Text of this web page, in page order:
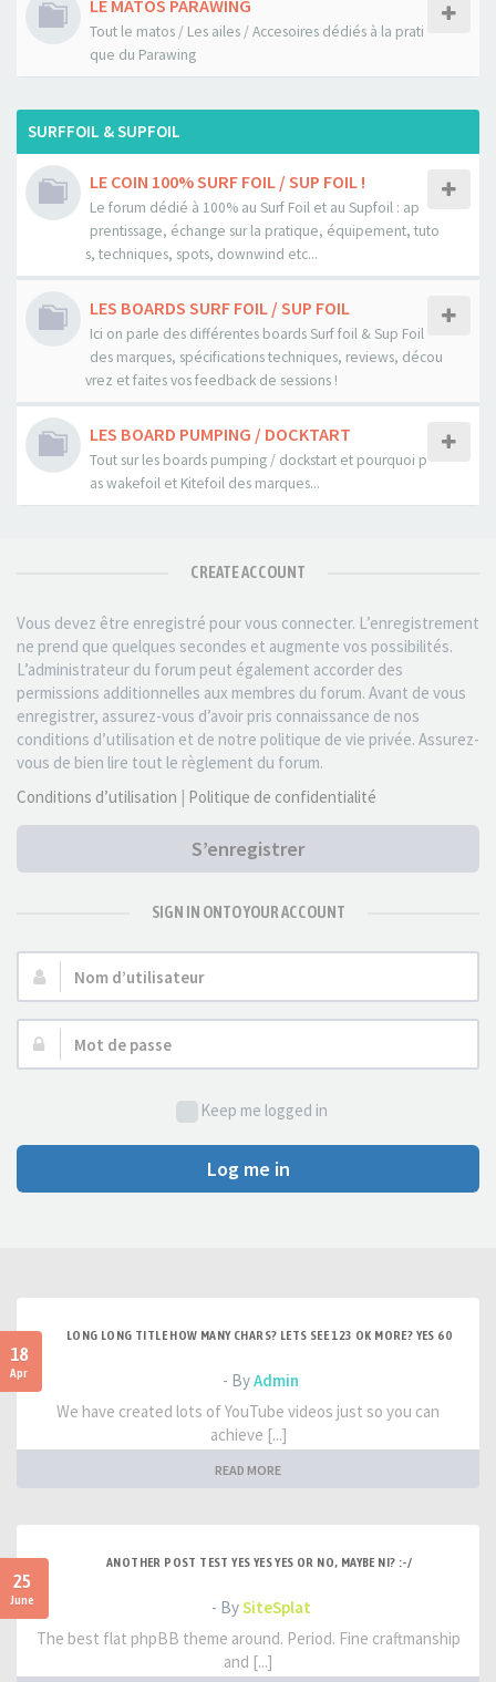
LE MATOS PARAWING
Tout le matos / Les ailes / Accesoires dédiés à la prati
que du Parawing
SURFFOIL & SUPFOIL
LE COIN 100% SURF FOIL / SUP FOIL !
Le forum dédié à 100% au Surf Foil et au Supfoil : ap
prentissage, échange sur la pratique, équipement, tuto
s, techniques, spots, downwind etc...
LES BOARDS SURF FOIL / SUP FOIL
Ici on parle des différentes boards Surf foil & Sup Foil
des marques, spécifications techniques, reviews, décou
vrez et faites vos feedback de sessions !
LES BOARD PUMPING / DOCKTART
Tout sur les boards pumping / dockstart et pourquoi p
as wakefoil et Kitefoil des marques...
CREATE ACCOUNT
Vous devez être enregistré pour vous connecter. L’enregistrement
ne prend que quelques secondes et augmente vos possibilités.
L’administrateur du forum peut également accorder des
permissions additionnelles aux membres du forum. Avant de vous
enregistrer, assurez-vous d’avoir pris connaissance de nos
conditions d’utilisation et de notre politique de vie privée. Assurez-
vous de bien lire tout le règlement du forum.
Conditions d’utilisation | Politique de confidentialité
S’enregistrer
SIGN IN ONTO YOUR ACCOUNT
Nom
d’utilisateur :
Mot
de
Keep me logged in
Log me in
18
Apr
LONG LONG TITLE HOW MANY CHARS? LETS SEE 123 OK MORE? YES 60
- ByAdmin
We have created lots of YouTube videos just so you can
achieve [...]
READ MORE
25
June
ANOTHER POST TEST YES YES YES OR NO, MAYBE NI? :-/
- BySiteSplat
The best flat phpBB theme around. Period. Fine craftmanship
and [...]